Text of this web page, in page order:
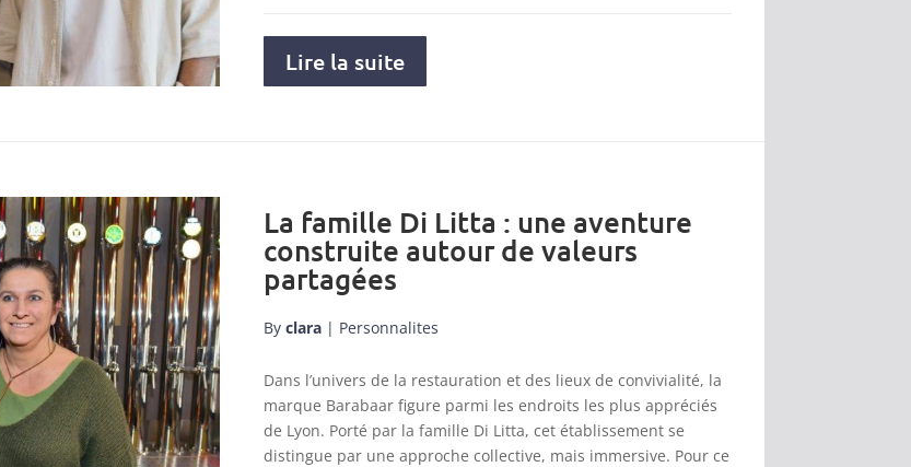
Lire la suite
La famille Di Litta : une aventure
construite autour de valeurs
partagées
By clara | Personnalites
Dans l’univers de la restauration et des lieux de convivialité, la
marque Barabaar figure parmi les endroits les plus appréciés
de Lyon. Porté par la famille Di Litta, cet établissement se
distingue par une approche collective, mais immersive. Pour ce